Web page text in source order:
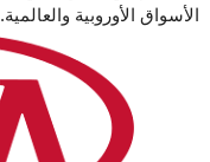
الأسواق الأوروبية والعالمية.